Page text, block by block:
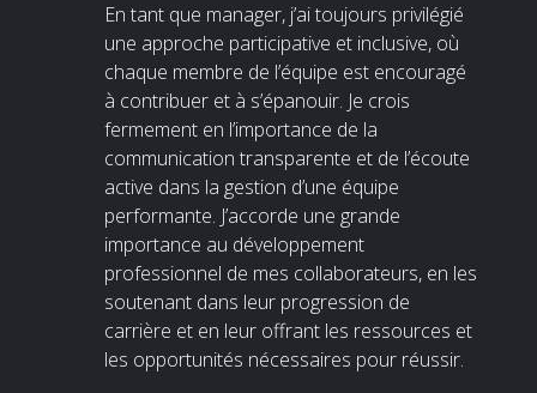
En tant que manager, j’ai toujours privilégié
une approche participative et inclusive, où
chaque membre de l’équipe est encouragé
à contribuer et à s’épanouir. Je crois
fermement en l’importance de la
communication transparente et de l’écoute
active dans la gestion d’une équipe
performante. J’accorde une grande
importance au développement
professionnel de mes collaborateurs, en les
soutenant dans leur progression de
carrière et en leur offrant les ressources et
les opportunités nécessaires pour réussir.